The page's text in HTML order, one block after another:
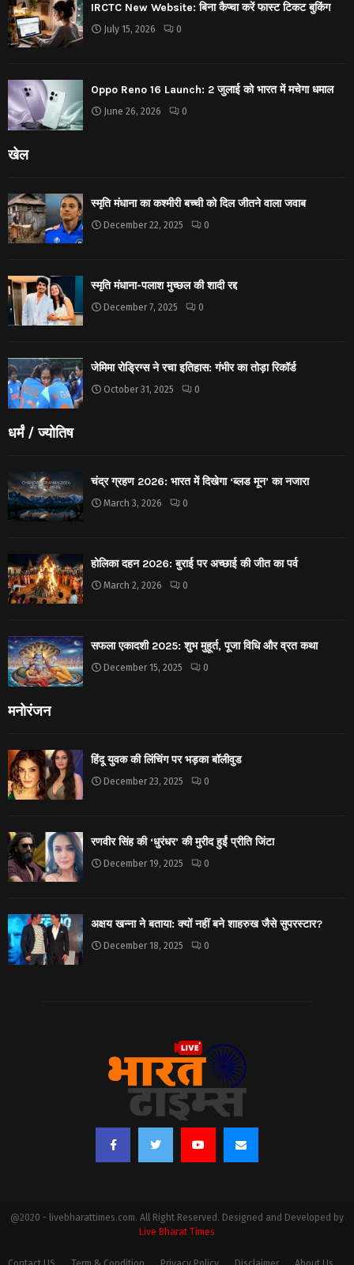
IRCTC New Website: बिना कैप्चा करें फास्ट टिकट बुकिंग
July 15, 2026 0
Oppo Reno 16 Launch: 2 जुलाई को भारत में मचेगा धमाल
June 26, 2026 0
खेल
स्मृति मंधाना का कश्मीरी बच्ची को दिल जीतने वाला जवाब
December 22, 2025 0
स्मृति मंधाना-पलाश मुच्छल की शादी रद्द
December 7, 2025 0
जेमिमा रोड्रिग्स ने रचा इतिहास: गंभीर का तोड़ा रिकॉर्ड
October 31, 2025 0
धर्मं / ज्योतिष
चंद्र ग्रहण 2026: भारत में दिखेगा ‘ब्लड मून’ का नजारा
March 3, 2026 0
होलिका दहन 2026: बुराई पर अच्छाई की जीत का पर्व
March 2, 2026 0
सफला एकादशी 2025: शुभ मुहूर्त, पूजा विधि और व्रत कथा
December 15, 2025 0
मनोरंजन
हिंदू युवक की लिंचिंग पर भड़का बॉलीवुड
December 23, 2025 0
रणवीर सिंह की ‘धुरंधर’ की मुरीद हुईं प्रीति जिंटा
December 19, 2025 0
अक्षय खन्ना ने बताया: क्यों नहीं बने शाहरुख जैसे सुपरस्टार?
December 18, 2025 0
@2020 - livebharattimes.com. All Right Reserved. Designed and Developed by
Live Bharat Times